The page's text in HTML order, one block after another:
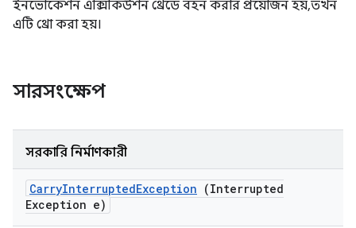
ইনভোকেশন এক্সিকিউশন থ্রেডে বহন করার প্রয়োজন হয়, তখন
এটি থ্রো করা হয়।
সারসংক্ষেপ
সরকারি নির্মাণকারী
CarryInterruptedException (Interrupted
Exception e)